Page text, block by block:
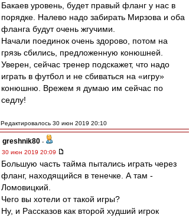
Бакаев уровень, будет правый фланг у нас в
порядке. Налево надо забирать Мирзова и оба
фланга будут очень жгучими.
Начали поединок очень здорово, потом на
грязь сбились, предложенную конюшней.
Уверен, сейчас тренер подскажет, что надо
играть в футбол и не сбиваться на «игру»
конюшню. Врежем я думаю им сейчас по
седлу!
Редактировалось 30 июн 2019 20:10
greshnik80 -
30 июн 2019 20:09
Большую часть тайма пытались играть через
фланг, находящийся в тенечке. А там -
Ломовицкий.
Чего вы хотели от такой игры?
Ну, и Рассказов как второй худший игрок